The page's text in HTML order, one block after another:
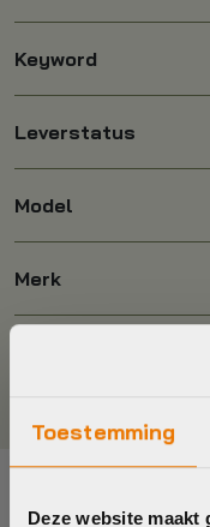
Toestemming
Deze website maakt
Keyword
Leverstatus
Model
Merk